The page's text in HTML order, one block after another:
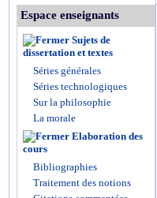
Espace enseignants
Sujets de
dissertation et textes
Séries générales
Séries technologiques
Sur la philosophie
La morale
Elaboration des
cours
Bibliographies
Traitement des notions